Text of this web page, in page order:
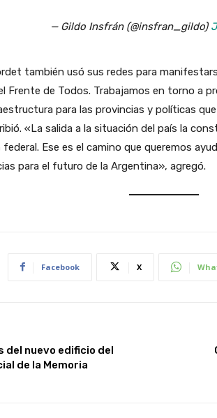
— Gildo Insfrán (@insfran_gildo)
también usó sus redes para
Frente de Todos. Trabajamos en torno a
para las provincias y políticas
«La salida a la situación del país la
Ese es el camino que queremos
para el futuro de la Argentina», agregó.
Facebook X
del nuevo edificio del
de la Memoria